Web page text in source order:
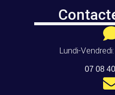
Lundi-
07 08